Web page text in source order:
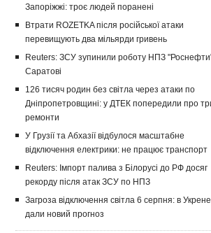
Запоріжжі: троє людей поранені
Втрати ROZETKA після російської атаки
перевищують два мільярди гривень
Reuters: ЗСУ зупинили роботу НПЗ
Саратові
126 тисяч родин без світла через атаки по
Дніпропетровщині: у ДТЕК попередили про
ремонти
У Грузії та Абхазії відбулося масштабне
відключення електрики: не працює транспорт
Reuters: Імпорт палива з Білорусі до РФ досяг
рекорду після атак ЗСУ по НПЗ
Загроза відключення світла 6 серпня: в
дали новий прогноз